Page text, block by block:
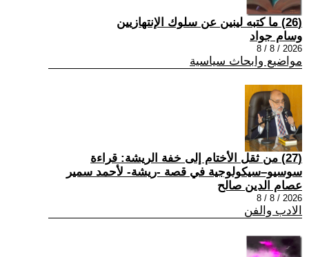
(26) ما كتبه لينين عن سلوك الإنتهازيين
وسام جواد
2026 / 8 / 8
مواضيع وابحاث سياسية
(27) من ثقل الأختام إلى خفة الريشة: قراءة
سوسيو–سيكولوجية في قصة -ريشة- لأحمد سمير
عصام الدين صالح
2026 / 8 / 8
الادب والفن